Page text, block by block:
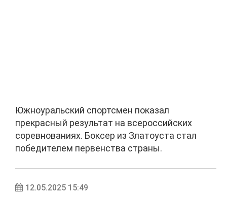
Южноуральский спортсмен показал
прекрасный результат на всероссийских
соревнованиях. Боксер из Златоуста стал
победителем первенства страны.
12.05.2025 15:49